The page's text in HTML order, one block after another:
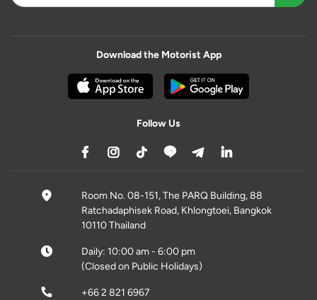
Download the Motorist App
Follow Us
Room No. 08-151, The PARQ Building, 88
Ratchadaphisek Road, Khlongtoei, Bangkok
10110 Thailand
Daily: 10:00 am - 6:00 pm
(Closed on Public Holidays)
+66 2 821 6967